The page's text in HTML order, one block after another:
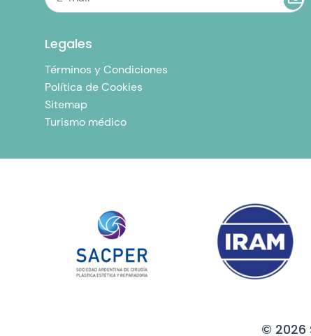
Legales
Términos y Condiciones
Política de Cookies
Sitemap
Turismo médico
© 2026